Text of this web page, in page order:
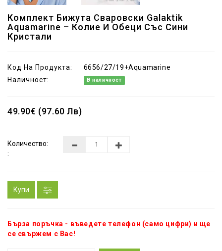
Комплект Бижута Сваровски Galaktik
Aquamarine – Колие И Обеци Със Сини
Кристали
Код На Продукта:
6656/27/19+Aquamarine
Наличност:
В наличност
49.90€ (97.60 Лв)
Количество:
:
Купи
Бърза поръчка - въведете телефон (само цифри) и ще
се свържем с Вас!